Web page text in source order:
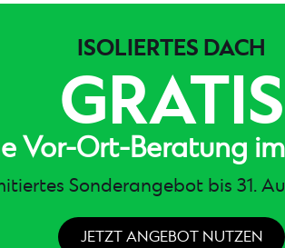
ISOLIERTES DACH
GRATIS
Vor-Ort-Beratung
Sonderangebot bis 31.
JETZT ANGEBOT NUTZEN